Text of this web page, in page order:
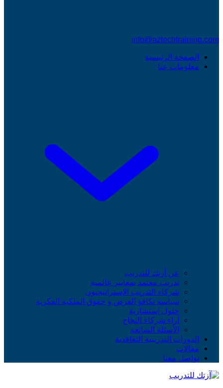
info@aztechtraining.com
الصفحة الرئيسية
معلومات عنا
عن آزتك للتدريب
تدريب معتمد بمعايير عالمية
شركاء التدريب الإستراتيجيون
سياسة تكافؤ الفرص و حقوق الملكية الفكرية
حلول إستشارية
آراء شركاء النجاح
الأسئلة الشائعة
الدورات التدريبية التعاقدية
مقالات
تواصل معنا